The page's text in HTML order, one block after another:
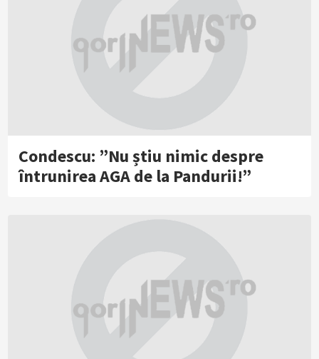
Condescu: ”Nu știu nimic despre
întrunirea AGA de la Pandurii!”